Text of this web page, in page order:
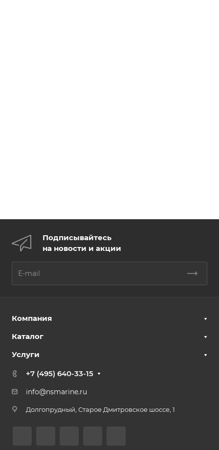
Подписывайтесь
на новости и акции
Компания
Каталог
Услуги
+7 (495) 640-33-15
info@nsmarine.ru
Долгопрудный, Старое Дмитровское шоссе, 1